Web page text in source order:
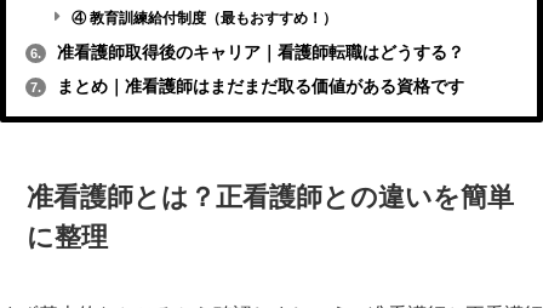
④ 教育訓練給付制度（最もおすすめ！）
6. 准看護師取得後のキャリア｜看護師転職はどうする？
7. まとめ｜准看護師はまだまだ取る価値がある資格です
准看護師とは？正看護師との違いを簡単
に整理